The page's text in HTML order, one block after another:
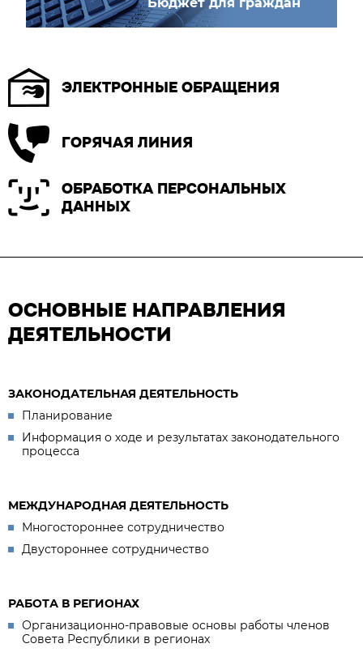
ЭЛЕКТРОННЫЕ ОБРАЩЕНИЯ
ГОРЯЧАЯ ЛИНИЯ
ОБРАБОТКА ПЕРСОНАЛЬНЫХ
ДАННЫХ
ОСНОВНЫЕ НАПРАВЛЕНИЯ
ДЕЯТЕЛЬНОСТИ
ЗАКОНОДАТЕЛЬНАЯ ДЕЯТЕЛЬНОСТЬ
Планирование
Информация о ходе и результатах законодательного
процесса
МЕЖДУНАРОДНАЯ ДЕЯТЕЛЬНОСТЬ
Многостороннее сотрудничество
Двустороннее сотрудничество
РАБОТА В РЕГИОНАХ
Организационно-правовые основы работы членов
Совета Республики в регионах